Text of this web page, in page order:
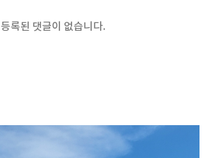
등록된 댓글이 없습니다.